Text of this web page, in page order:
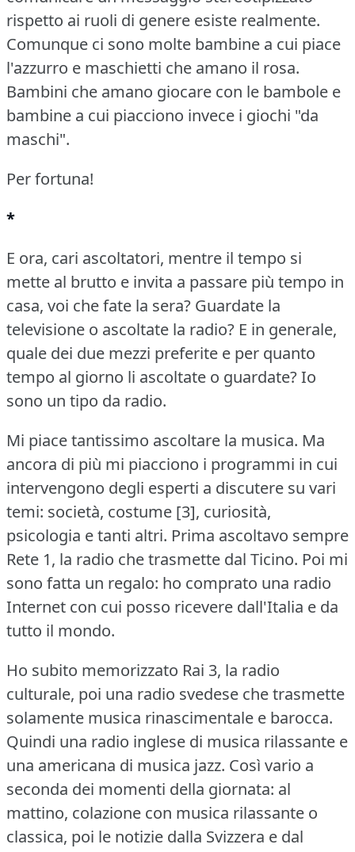
rispetto ai ruoli di genere esiste realmente.
Comunque ci sono molte bambine a cui piace
l'azzurro e maschietti che amano il rosa.
Bambini che amano giocare con le bambole e
bambine a cui piacciono invece i giochi "da
maschi".
Per fortuna!
*
E ora, cari ascoltatori, mentre il tempo si
mette al brutto e invita a passare più tempo in
casa, voi che fate la sera? Guardate la
televisione o ascoltate la radio? E in generale,
quale dei due mezzi preferite e per quanto
tempo al giorno li ascoltate o guardate?Io
sono un tipo da radio.
Mi piace tantissimo ascoltare la musica. Ma
ancora di più mi piacciono i programmi in cui
intervengono degli esperti a discutere su vari
temi: società, costume [3], curiosità,
psicologia e tanti altri. Prima ascoltavo sempre
Rete 1, la radio che trasmette dal Ticino. Poi mi
sono fatta un regalo: ho comprato una radio
Internet con cui posso ricevere dall'Italia e da
tutto il mondo.
Ho subito memorizzato Rai 3, la radio
culturale, poi una radio svedese che trasmette
solamente musica rinascimentale e barocca.
Quindi una radio inglese di musica rilassante e
una americana di musica jazz. Così vario a
seconda dei momenti della giornata: al
mattino, colazione con musica rilassante o
classica, poi le notizie dalla Svizzera e dal